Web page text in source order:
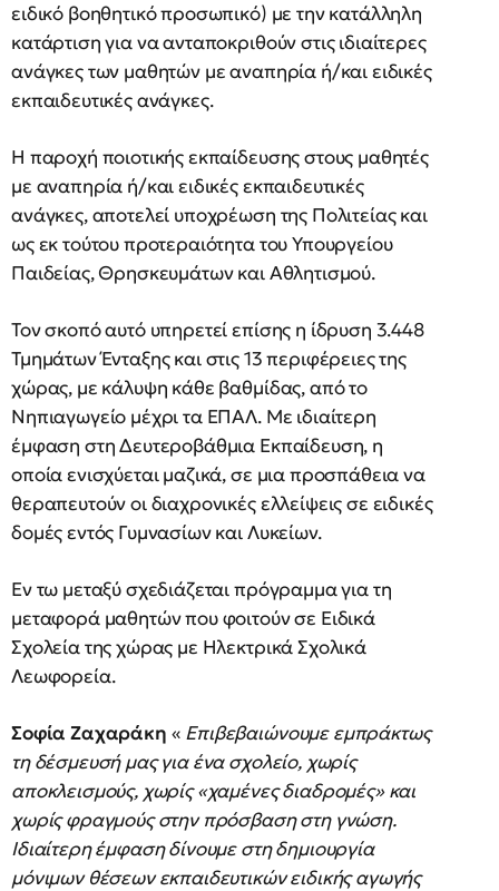
ειδικό βοηθητικό προσωπικό) με την κατάλληλη
κατάρτιση για να ανταποκριθούν στις ιδιαίτερες
ανάγκες των μαθητών με αναπηρία ή/και ειδικές
εκπαιδευτικές ανάγκες.
Η παροχή ποιοτικής εκπαίδευσης στους μαθητές
με αναπηρία ή/και ειδικές εκπαιδευτικές
ανάγκες, αποτελεί υποχρέωση της Πολιτείας και
ως εκ τούτου προτεραιότητα του Υπουργείου
Παιδείας, Θρησκευμάτων και Αθλητισμού.
Τον σκοπό αυτό υπηρετεί επίσης η ίδρυση 3.448
Τμημάτων Ένταξης και στις 13 περιφέρειες της
χώρας, με κάλυψη κάθε βαθμίδας, από το
Νηπιαγωγείο μέχρι τα ΕΠΑΛ. Με ιδιαίτερη
έμφαση στη Δευτεροβάθμια Εκπαίδευση, η
οποία ενισχύεται μαζικά, σε μια προσπάθεια να
θεραπευτούν οι διαχρονικές ελλείψεις σε ειδικές
δομές εντός Γυμνασίων και Λυκείων.
Εν τω μεταξύ σχεδιάζεται πρόγραμμα για τη
μεταφορά μαθητών που φοιτούν σε Ειδικά
Σχολεία της χώρας με Ηλεκτρικά Σχολικά
Λεωφορεία.
Σοφία Ζαχαράκη « Επιβεβαιώνουμε εμπράκτως
τη δέσμευσή μας για ένα σχολείο, χωρίς
αποκλεισμούς, χωρίς «χαμένες διαδρομές» και
χωρίς φραγμούς στην πρόσβαση στη γνώση.
Ιδιαίτερη έμφαση δίνουμε στη δημιουργία
μόνιμων θέσεων εκπαιδευτικών ειδικής αγωγής